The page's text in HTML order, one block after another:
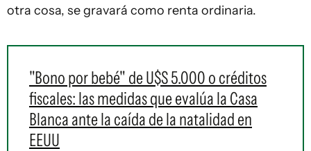
otra cosa, se gravará como renta ordinaria.
"Bono por bebé" de U$S 5.000 o créditos
fiscales: las medidas que evalúa la Casa
Blanca ante la caída de la natalidad en
EEUU